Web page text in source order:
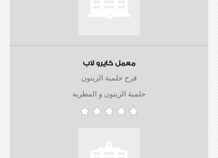
معمل كايرو لاب
فرح حلمية الزيتون
حلمية الزيتون و المطرية